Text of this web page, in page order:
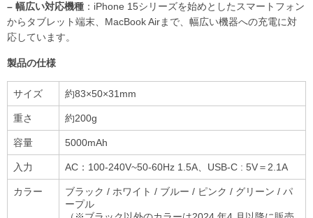
– 幅広い対応機種 ：iPhone 15シリーズを始めとしたスマートフォン
からタブレット端末、MacBook Airまで、幅広い機器への充電に対
応しています。
製品の仕様
サイズ 約83×50×31mm
重さ 約200g
容量 5000mAh
⼊⼒ AC：100-240V~50-60Hz 1.5A、USB-C : 5V＝2.1A
カラー
ブラック / ホワイト / ブルー / ピンク / グリーン / パ
ープル